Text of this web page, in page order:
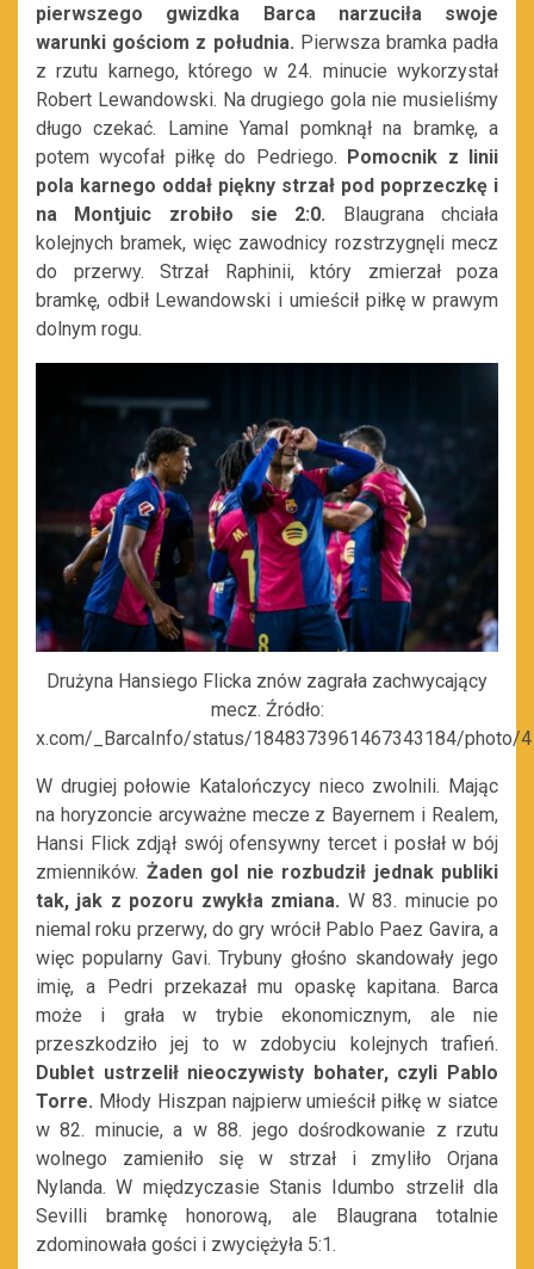
pierwszego gwizdka Barca narzuciła swoje
warunki gościom z południa. Pierwsza bramka padła
z rzutu karnego, którego w 24. minucie wykorzystał
Robert Lewandowski. Na drugiego gola nie musieliśmy
długo czekać. Lamine Yamal pomknął na bramkę, a
potem wycofał piłkę do Pedriego. Pomocnik z linii
pola karnego oddał piękny strzał pod poprzeczkę i
na Montjuic zrobiło sie 2:0. Blaugrana chciała
kolejnych bramek, więc zawodnicy rozstrzygnęli mecz
do przerwy. Strzał Raphinii, który zmierzał poza
bramkę, odbił Lewandowski i umieścił piłkę w prawym
dolnym rogu.
Drużyna Hansiego Flicka znów zagrała zachwycający
mecz. Źródło:
x.com/_BarcaInfo/status/1848373961467343184/photo/4
W drugiej połowie Katalończycy nieco zwolnili. Mając
na horyzoncie arcyważne mecze z Bayernem i Realem,
Hansi Flick zdjął swój ofensywny tercet i posłał w bój
zmienników. Żaden gol nie rozbudził jednak publiki
tak, jak z pozoru zwykła zmiana. W 83. minucie po
niemal roku przerwy, do gry wrócił Pablo Paez Gavira, a
więc popularny Gavi. Trybuny głośno skandowały jego
imię, a Pedri przekazał mu opaskę kapitana. Barca
może i grała w trybie ekonomicznym, ale nie
przeszkodziło jej to w zdobyciu kolejnych trafień.
Dublet ustrzelił nieoczywisty bohater, czyli Pablo
Torre. Młody Hiszpan najpierw umieścił piłkę w siatce
w 82. minucie, a w 88. jego dośrodkowanie z rzutu
wolnego zamieniło się w strzał i zmyliło Orjana
Nylanda. W międzyczasie Stanis Idumbo strzelił dla
Sevilli bramkę honorową, ale Blaugrana totalnie
zdominowała gości i zwyciężyła 5:1.